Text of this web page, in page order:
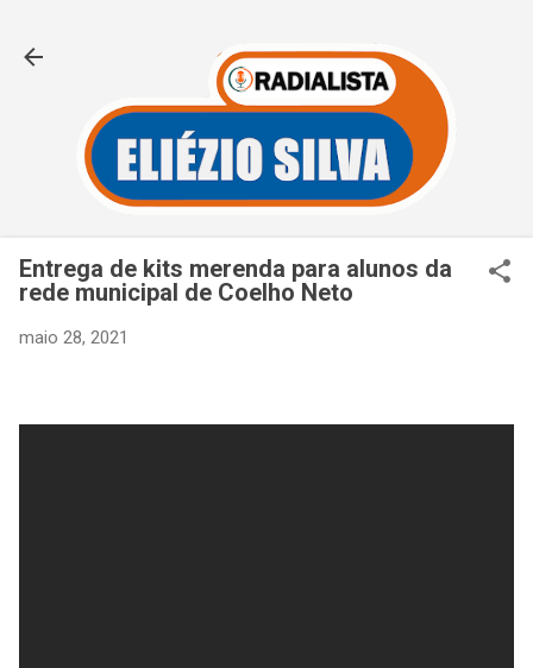
Entrega de kits merenda para alunos da
rede municipal de Coelho Neto
maio 28, 2021